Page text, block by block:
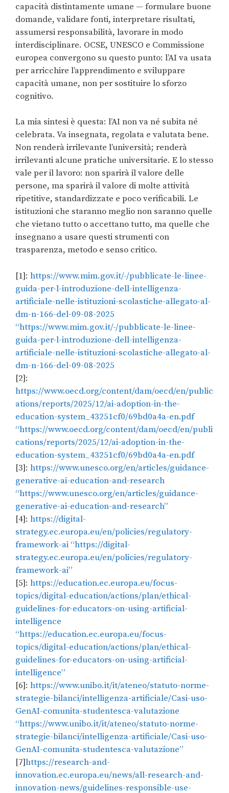
capacità distintamente umane — formulare buone
domande, validare fonti, interpretare risultati,
assumersi responsabilità, lavorare in modo
interdisciplinare. OCSE, UNESCO e Commissione
europea convergono su questo punto: l’AI va usata
per arricchire l’apprendimento e sviluppare
capacità umane, non per sostituire lo sforzo
cognitivo.
La mia sintesi è questa: l’AI non va né subita né
celebrata. Va insegnata, regolata e valutata bene.
Non renderà irrilevante l’università; renderà
irrilevanti alcune pratiche universitarie. E lo stesso
vale per il lavoro: non sparirà il valore delle
persone, ma sparirà il valore di molte attività
ripetitive, standardizzate e poco verificabili. Le
istituzioni che staranno meglio non saranno quelle
che vietano tutto o accettano tutto, ma quelle che
insegnano a usare questi strumenti con
trasparenza, metodo e senso critico.
[1]: https://www.mim.gov.it/-/pubblicate-le-linee-
guida-per-l-introduzione-dell-intelligenza-
artificiale-nelle-istituzioni-scolastiche-allegato-al-
dm-n-166-del-09-08-2025
“https://www.mim.gov.it/-/pubblicate-le-linee-
guida-per-l-introduzione-dell-intelligenza-
artificiale-nelle-istituzioni-scolastiche-allegato-al-
dm-n-166-del-09-08-2025
[2]:
https://www.oecd.org/content/dam/oecd/en/public
ations/reports/2025/12/ai-adoption-in-the-
education-system_43251cf0/69bd0a4a-en.pdf
“https://www.oecd.org/content/dam/oecd/en/publi
cations/reports/2025/12/ai-adoption-in-the-
education-system_43251cf0/69bd0a4a-en.pdf
[3]: https://www.unesco.org/en/articles/guidance-
generative-ai-education-and-research
“https://www.unesco.org/en/articles/guidance-
generative-ai-education-and-research”
[4]: https://digital-
strategy.ec.europa.eu/en/policies/regulatory-
framework-ai “https://digital-
strategy.ec.europa.eu/en/policies/regulatory-
framework-ai”
[5]: https://education.ec.europa.eu/focus-
topics/digital-education/actions/plan/ethical-
guidelines-for-educators-on-using-artificial-
intelligence
“https://education.ec.europa.eu/focus-
topics/digital-education/actions/plan/ethical-
guidelines-for-educators-on-using-artificial-
intelligence”
[6]: https://www.unibo.it/it/ateneo/statuto-norme-
strategie-bilanci/intelligenza-artificiale/Casi-uso-
GenAI-comunita-studentesca-valutazione
“https://www.unibo.it/it/ateneo/statuto-norme-
strategie-bilanci/intelligenza-artificiale/Casi-uso-
GenAI-comunita-studentesca-valutazione”
[7]https://research-and-
innovation.ec.europa.eu/news/all-research-and-
innovation-news/guidelines-responsible-use-